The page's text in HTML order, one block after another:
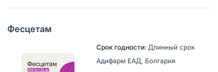
Фесцетам
Длинный срок
Адифарм ЕАД, Болгария